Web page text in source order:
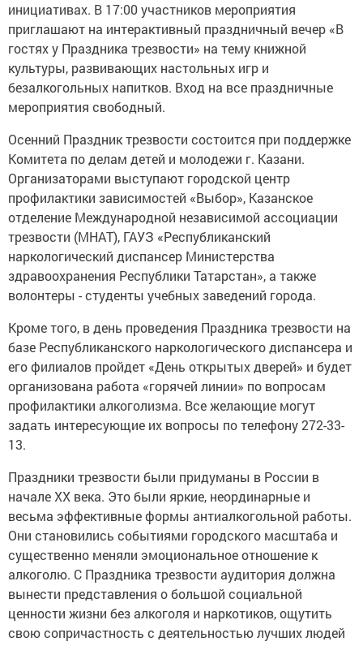
инициативах. В 17:00 участников мероприятия
приглашают на интерактивный праздничный вечер «В
гостях у Праздника трезвости» на тему книжной
культуры, развивающих настольных игр и
безалкогольных напитков. Вход на все праздничные
мероприятия свободный.
Осенний Праздник трезвости состоится при поддержке
Комитета по делам детей и молодежи г. Казани.
Организаторами выступают городской центр
профилактики зависимостей «Выбор», Казанское
отделение Международной независимой ассоциации
трезвости (МНАТ), ГАУЗ «Республиканский
наркологический диспансер Министерства
здравоохранения Республики Татарстан», а также
волонтеры - студенты учебных заведений города.
Кроме того, в день проведения Праздника трезвости на
базе Республиканского наркологического диспансера и
его филиалов пройдет «День открытых дверей» и будет
организована работа «горячей линии» по вопросам
профилактики алкоголизма. Все желающие могут
задать интересующие их вопросы по телефону 272-33-
13.
Праздники трезвости были придуманы в России в
начале ХХ века. Это были яркие, неординарные и
весьма эффективные формы антиалкогольной работы.
Они становились событиями городского масштаба и
существенно меняли эмоциональное отношение к
алкоголю. С Праздника трезвости аудитория должна
вынести представления о большой социальной
ценности жизни без алкоголя и наркотиков, ощутить
свою сопричастность с деятельностью лучших людей